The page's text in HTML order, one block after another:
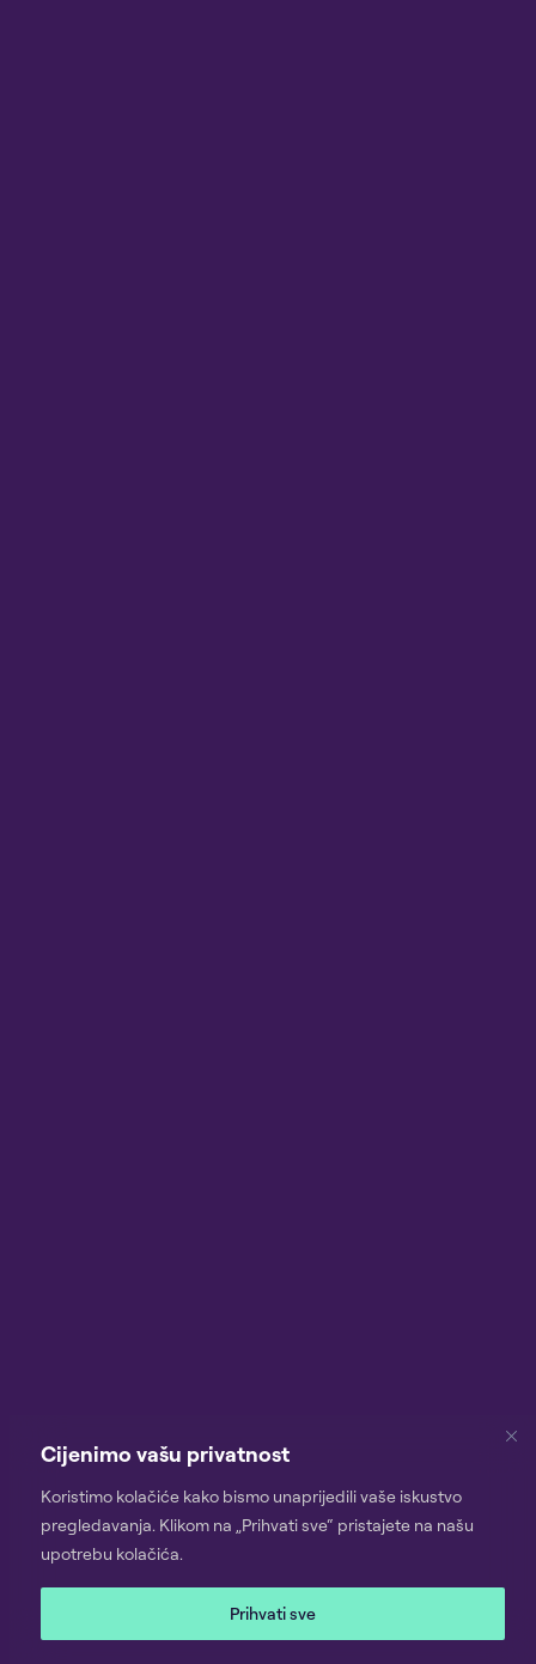
Cijenimo vašu privatnost
Koristimo kolačiće kako bismo unaprijedili vaše iskustvo
pregledavanja. Klikom na „Prihvati sve“ pristajete na našu
upotrebu kolačića.
Prihvati sve